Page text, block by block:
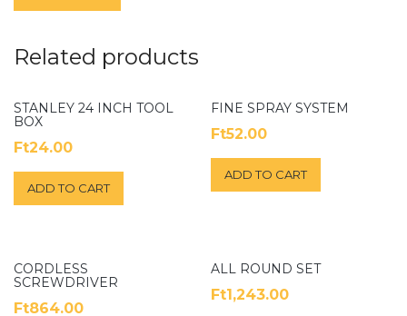
Related products
STANLEY 24 INCH TOOL
BOX
Ft24.00
ADD TO CART
FINE SPRAY SYSTEM
Ft52.00
ADD TO CART
CORDLESS
SCREWDRIVER
Ft864.00
ALL ROUND SET
Ft1,243.00